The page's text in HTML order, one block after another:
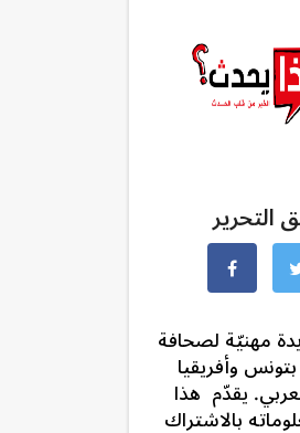
التحرير
مهنيّة لصحافة
وأفريقيا
يقدّم هذا
بالاشتراك